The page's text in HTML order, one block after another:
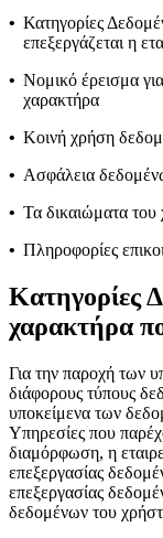
• Κατηγορίες
επεξεργάζεται η
• Νομικό έρεισμα
χαρακτήρα
• Κοινή χρήση
• Ασφάλεια
• Τα δικαιώματα
• Πληροφορίες
Κατηγορίες
χαρακτήρα
Για την παροχή των
διάφορους τύπους
υποκείμενα των
Υπηρεσίες που
διαμόρφωση, η
επεξεργασίας
επεξεργασίας
δεδομένων του